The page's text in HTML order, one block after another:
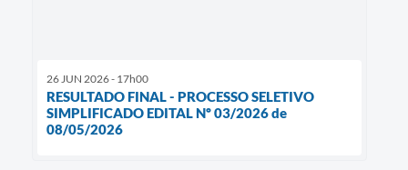
26 JUN 2026 - 17h00
RESULTADO FINAL - PROCESSO SELETIVO
SIMPLIFICADO EDITAL Nº 03/2026 de
08/05/2026